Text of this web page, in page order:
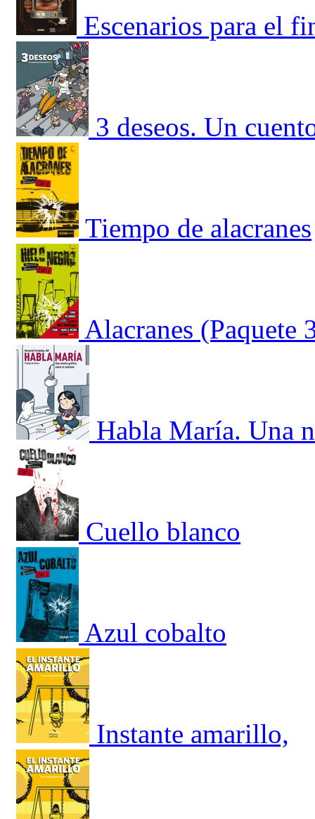
Escenarios para el
3 deseos. Un
Tiempo de alacranes
Alacranes (Paquete
Habla María. Una
Cuello blanco
Azul cobalto
Instante amarillo,